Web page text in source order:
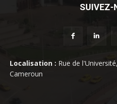
SUIVEZ-
Localisation : Rue de
Cameroun